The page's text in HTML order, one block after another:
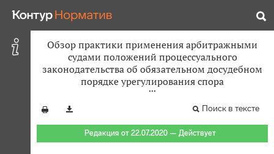
Обзор практики применения арбитражными
судами положений процессуального
законодательства об обязательном досудебном
порядке урегулирования спора
Поиск в тексте
Редакция от 22.07.2020 — Действует